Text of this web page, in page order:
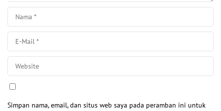
Simpan nama, email, dan situs web saya pada peramban ini untuk